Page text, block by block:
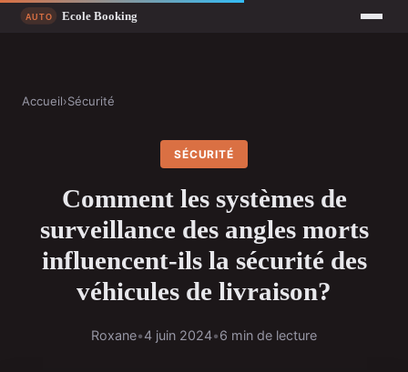
Accueil›Sécurité
SÉCURITÉ
Comment les systèmes de
surveillance des angles morts
influencent-ils la sécurité des
véhicules de livraison?
Roxane•4 juin 2024•6 min de lecture